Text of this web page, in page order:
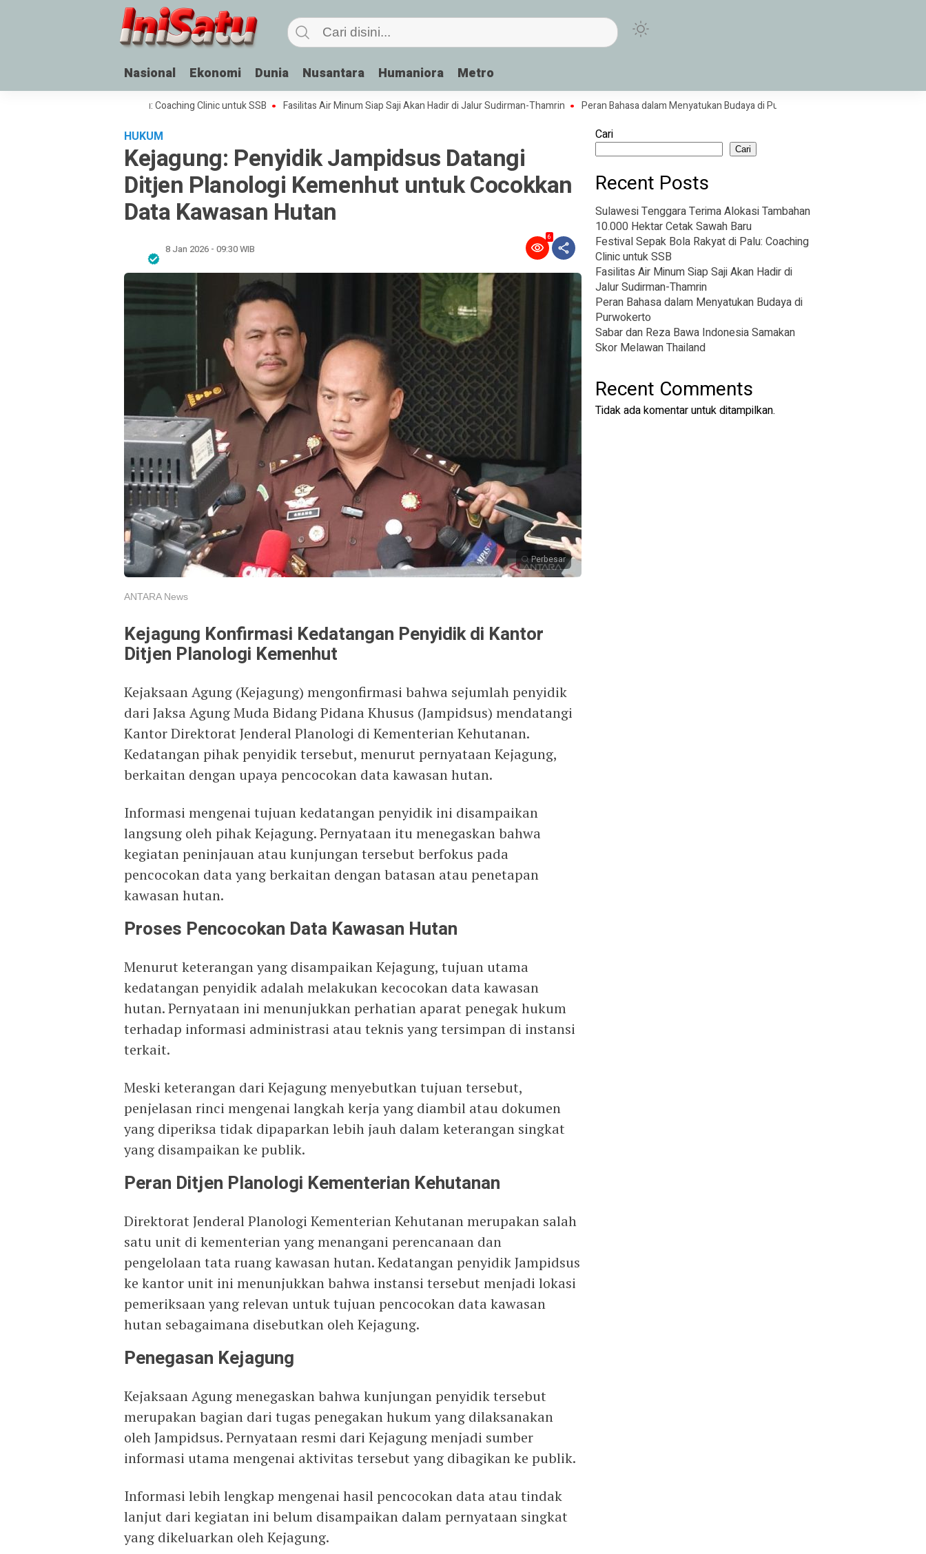
Nasional Ekonomi Dunia Nusantara Humaniora Metro
Sepak Bola Rakyat di Palu: Coaching Clinic untuk SSB Fasilitas Air Minum Siap Saji Akan Hadir di Jalur Sudirman-Thamrin Peran Bahasa dalam Menyatukan Budaya di Purwokerto
HUKUM
Kejagung: Penyidik Jampidsus Datangi
Ditjen Planologi Kemenhut untuk Cocokkan
Data Kawasan Hutan
8 Jan 2026 - 09:30 WIB
6
Perbesar
ANTARA News
Kejagung Konfirmasi Kedatangan Penyidik di Kantor
Ditjen Planologi Kemenhut
Kejaksaan Agung (Kejagung) mengonfirmasi bahwa sejumlah penyidik
dari Jaksa Agung Muda Bidang Pidana Khusus (Jampidsus) mendatangi
Kantor Direktorat Jenderal Planologi di Kementerian Kehutanan.
Kedatangan pihak penyidik tersebut, menurut pernyataan Kejagung,
berkaitan dengan upaya pencocokan data kawasan hutan.
Informasi mengenai tujuan kedatangan penyidik ini disampaikan
langsung oleh pihak Kejagung. Pernyataan itu menegaskan bahwa
kegiatan peninjauan atau kunjungan tersebut berfokus pada
pencocokan data yang berkaitan dengan batasan atau penetapan
kawasan hutan.
Proses Pencocokan Data Kawasan Hutan
Menurut keterangan yang disampaikan Kejagung, tujuan utama
kedatangan penyidik adalah melakukan kecocokan data kawasan
hutan. Pernyataan ini menunjukkan perhatian aparat penegak hukum
terhadap informasi administrasi atau teknis yang tersimpan di instansi
terkait.
Meski keterangan dari Kejagung menyebutkan tujuan tersebut,
penjelasan rinci mengenai langkah kerja yang diambil atau dokumen
yang diperiksa tidak dipaparkan lebih jauh dalam keterangan singkat
yang disampaikan ke publik.
Peran Ditjen Planologi Kementerian Kehutanan
Direktorat Jenderal Planologi Kementerian Kehutanan merupakan salah
satu unit di kementerian yang menangani perencanaan dan
pengelolaan tata ruang kawasan hutan. Kedatangan penyidik Jampidsus
ke kantor unit ini menunjukkan bahwa instansi tersebut menjadi lokasi
pemeriksaan yang relevan untuk tujuan pencocokan data kawasan
hutan sebagaimana disebutkan oleh Kejagung.
Penegasan Kejagung
Kejaksaan Agung menegaskan bahwa kunjungan penyidik tersebut
merupakan bagian dari tugas penegakan hukum yang dilaksanakan
oleh Jampidsus. Pernyataan resmi dari Kejagung menjadi sumber
informasi utama mengenai aktivitas tersebut yang dibagikan ke publik.
Informasi lebih lengkap mengenai hasil pencocokan data atau tindak
lanjut dari kegiatan ini belum disampaikan dalam pernyataan singkat
yang dikeluarkan oleh Kejagung.
Cari
Cari
Recent Posts
Sulawesi Tenggara Terima Alokasi Tambahan
10.000 Hektar Cetak Sawah Baru
Festival Sepak Bola Rakyat di Palu: Coaching
Clinic untuk SSB
Fasilitas Air Minum Siap Saji Akan Hadir di
Jalur Sudirman-Thamrin
Peran Bahasa dalam Menyatukan Budaya di
Purwokerto
Sabar dan Reza Bawa Indonesia Samakan
Skor Melawan Thailand
Recent Comments
Tidak ada komentar untuk ditampilkan.